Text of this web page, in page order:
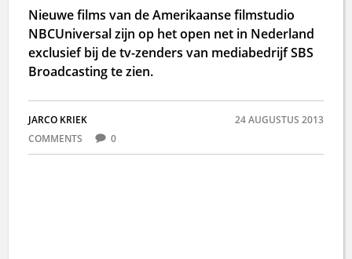
Nieuwe films van de Amerikaanse filmstudio
NBCUniversal zijn op het open net in Nederland
exclusief bij de tv-zenders van mediabedrijf SBS
Broadcasting te zien.
JARCO KRIEK
24 AUGUSTUS 2013
COMMENTS
0